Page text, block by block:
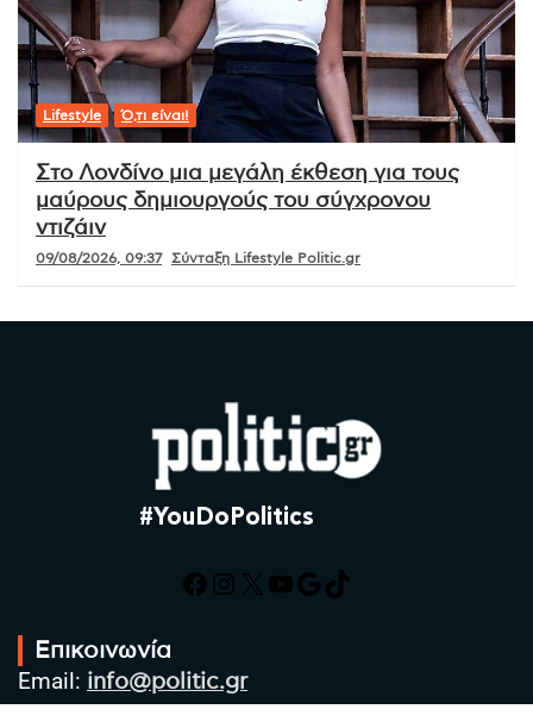
Lifestyle Ό,τι είναι!
Στο Λονδίνο μια μεγάλη έκθεση για τους
μαύρους δημιουργούς του σύγχρονου
ντιζάιν
09/08/2026, 09:37 Σύνταξη Lifestyle Politic.gr
#YouDoPolitics
Facebook
Instagram
X YouTube
Google
TikTok
Επικοινωνία
Email: info@politic.gr
Τηλ: